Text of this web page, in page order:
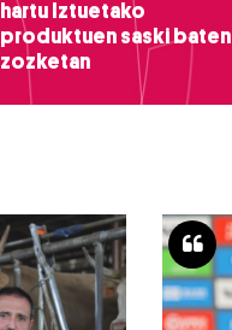
hartu Iztuetako
produktuen saski baten
zozketan